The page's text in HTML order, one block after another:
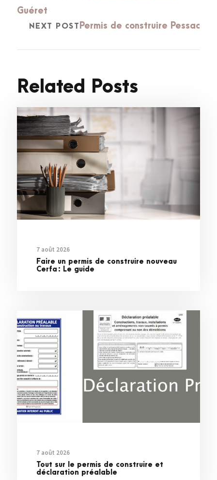
Guéret
NEXT POST Permis de construire Pessac
Related Posts
7 août 2026
Faire un permis de construire nouveau
Cerfa : Le guide
7 août 2026
Tout sur le permis de construire et
déclaration préalable